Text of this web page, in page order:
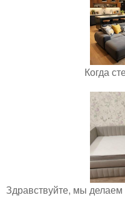
Когда
Здравствуйте, мы